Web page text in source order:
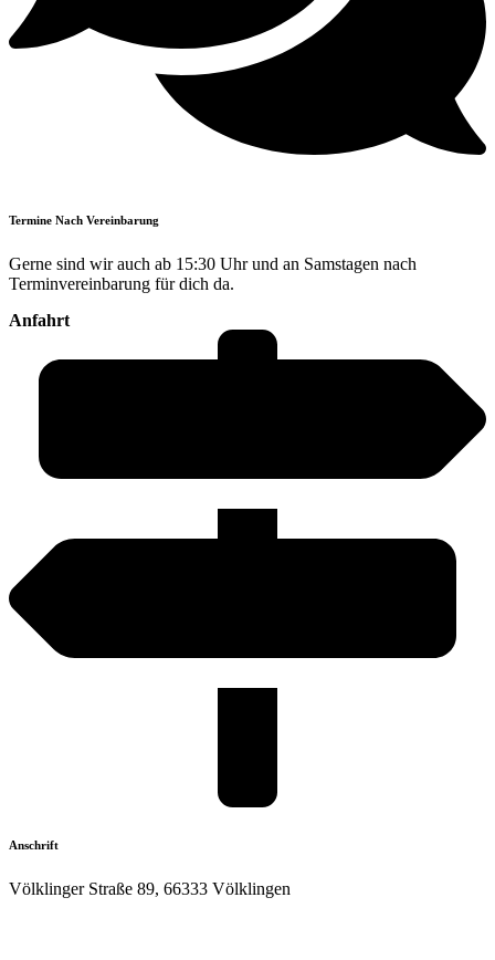
Termine Nach Vereinbarung
Gerne sind wir auch ab 15:30 Uhr und an Samstagen nach
Terminvereinbarung für dich da.
Anfahrt
Anschrift
Völklinger Straße 89, 66333 Völklingen